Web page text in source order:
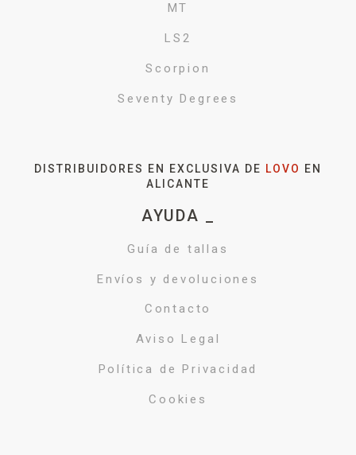
MT
LS2
Scorpion
Seventy Degrees
DISTRIBUIDORES EN EXCLUSIVA DE LOVO
EN
ALICANTE
AYUDA _
Guía de tallas
Envíos y devoluciones
Contacto
Aviso Legal
Política de Privacidad
Cookies